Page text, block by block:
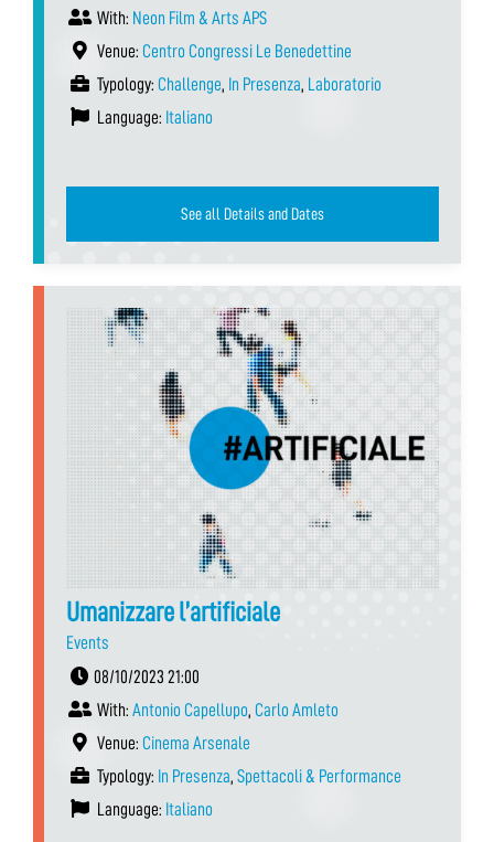
With: Neon Film & Arts APS
Venue: Centro Congressi Le Benedettine
Typology: Challenge, In Presenza, Laboratorio
Language: Italiano
See all Details and Dates
Umanizzare l’artificiale
Events
08/10/2023 21:00
With: Antonio Capellupo, Carlo Amleto
Venue: Cinema Arsenale
Typology: In Presenza, Spettacoli & Performance
Language: Italiano